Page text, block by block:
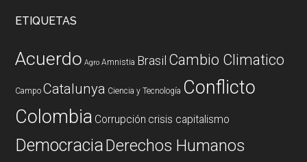
ETIQUETAS
Acuerdo Agro Amnistia Brasil Cambio Climatico
Campo Catalunya Ciencia y Tecnología Conflicto
Colombia Corrupción crisis capitalismo
DemocraciaDerechos Humanos